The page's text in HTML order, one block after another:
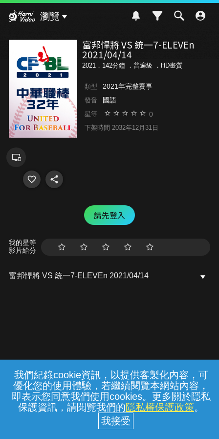
我們紀錄cookie資訊，以提供客製化內容，可
優化您的使用體驗，若繼續閱覽本網站內容，
即表示您同意我們使用cookies。更多關於隱私
保護資訊，請閱覽我們的隱私權保護政策。
瀏覽
富邦悍將 VS 統一7-ELEVEn
2021/04/14
2021．142分鐘 ． 普遍級 ．HD畫質
類型 2021年完整賽事
發音 國語
星等 0
下架時間 2032年12月31日
請先登入
我的星等
影片給分
富邦悍將 VS 統一7-ELEVEn 2021/04/14
常見問題 線上客服 服務條款 隱私權保護
中華電信股份有限公司個人家庭分公司
(統一編號：96979949) © 2026
{{notifyMsg}}